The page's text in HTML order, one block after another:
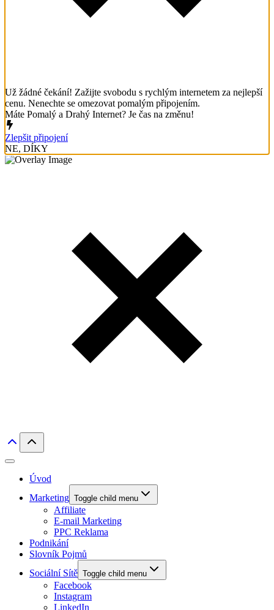
Už žádné čekání! Zažijte svobodu s rychlým internetem za nejlepší
cenu. Nenechte se omezovat pomalým připojením.
Máte Pomalý a Drahý Internet? Je čas na změnu!
Zlepšit připojení
NE, DÍKY
Úvod
Marketing Toggle child menu
Affiliate
E-mail Marketing
PPC Reklama
Podnikání
Slovník Pojmů
Sociální Sítě Toggle child menu
Facebook
Instagram
LinkedIn